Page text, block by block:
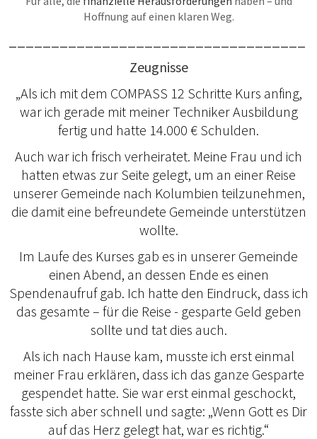
Hoffnung auf einen klaren Weg.
Zeugnisse
„Als ich mit dem COMPASS 12 Schritte Kurs anfing,
war ich gerade mit meiner Techniker Ausbildung
fertig und hatte 14.000 € Schulden.
Auch war ich frisch verheiratet. Meine Frau und ich
hatten etwas zur Seite gelegt, um an einer Reise
unserer Gemeinde nach Kolumbien teilzunehmen,
die damit eine befreundete Gemeinde unterstützen
wollte.
Im Laufe des Kurses gab es in unserer Gemeinde
einen Abend, an dessen Ende es einen
Spendenaufruf gab. Ich hatte den Eindruck, dass ich
das gesamte – für die Reise - gesparte Geld geben
sollte und tat dies auch.
Als ich nach Hause kam, musste ich erst einmal
meiner Frau erklären, dass ich das ganze Gesparte
gespendet hatte. Sie war erst einmal geschockt,
fasste sich aber schnell und sagte: „Wenn Gott es Dir
auf das Herz gelegt hat, war es richtig.“